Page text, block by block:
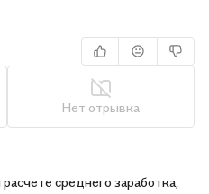
Нет отрывка
среднего заработка,